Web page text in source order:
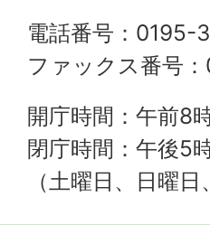
電話番号：0195-
ファックス番号
開庁時間：午前8
閉庁時間：午後5
（土曜日、日曜